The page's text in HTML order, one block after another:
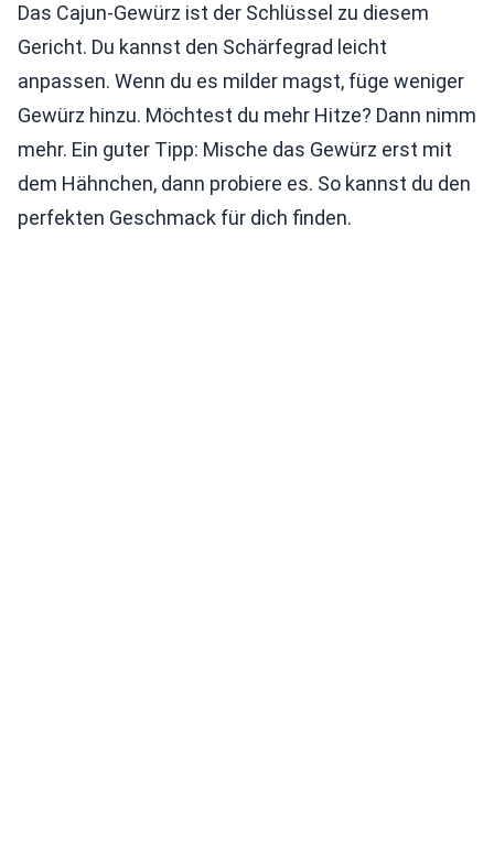
Das Cajun-Gewürz ist der Schlüssel zu diesem
Gericht. Du kannst den Schärfegrad leicht
anpassen. Wenn du es milder magst, füge weniger
Gewürz hinzu. Möchtest du mehr Hitze? Dann nimm
mehr. Ein guter Tipp: Mische das Gewürz erst mit
dem Hähnchen, dann probiere es. So kannst du den
perfekten Geschmack für dich finden.